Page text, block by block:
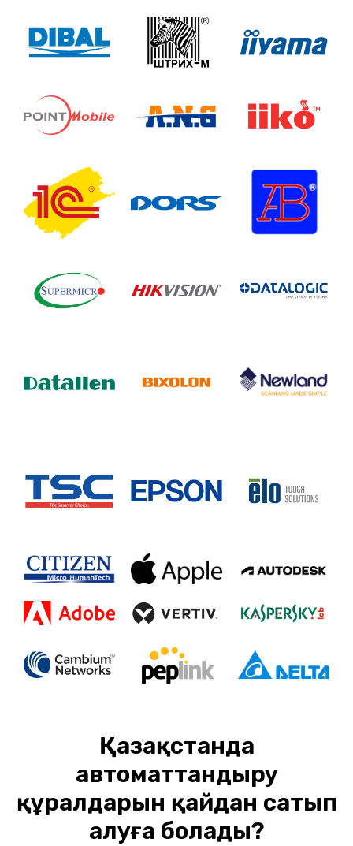
Қазақстанда
автоматтандыру
құралдарын қайдан сатып
алуға болады?